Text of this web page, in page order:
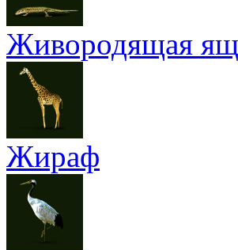
Живородящая
Жираф